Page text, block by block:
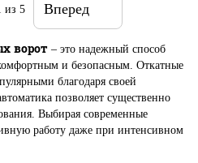
ворот – это надежный способ
и безопасным. Откатные
благодаря своей
позволяет существенно
Выбирая современные
работу даже при интенсивном
из 5 Вперед